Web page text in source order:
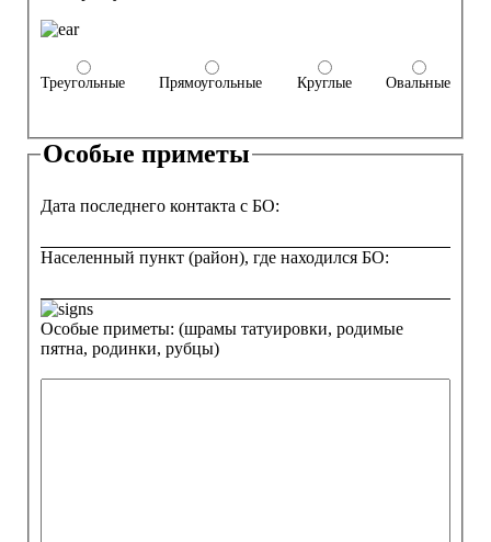
Треугольные Прямоугольные Круглые Овальные
Особые приметы
Дата последнего контакта с БО:
Населенный пункт (район), где находился БО:
Особые приметы: (шрамы татуировки, родимые
пятна, родинки, рубцы)